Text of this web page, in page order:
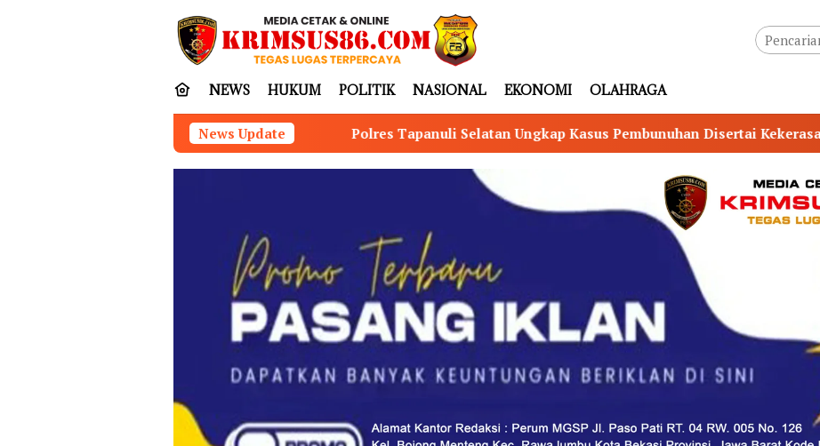
NEWS HUKUM POLITIK NASIONAL EKONOMI OLAHRAGA
News Update
Polres Tapanuli Selatan Ungkap Kasus Pembunuhan Disertai Kekerasan Seksual terhadap Anak,